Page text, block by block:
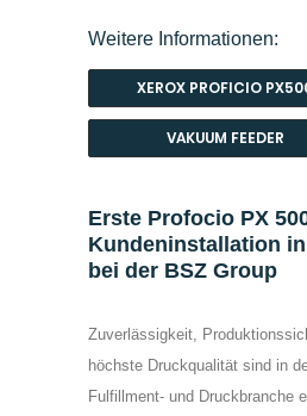
Weitere Informationen:
XEROX PROFICIO
VAKUUM FEEDER
Erste Profocio PX
Kundeninstallation
bei der BSZ Group
Zuverlässigkeit,
höchste Druckqualität sind in
Fulfillment- und Druckbranche